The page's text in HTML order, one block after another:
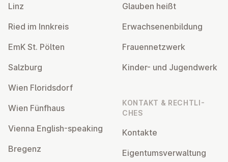
Linz
Ried im Innkreis
EmK St. Pölten
Salzburg
Wien Flo­rids­dorf
Wien Fünfhaus
Vienna English-speaking
Bregenz
Glauben heißt
Er­wach­se­nen­bil­dung
Frau­en­netz­werk
Kinder- und Ju­gend­werk
KONTAKT & RECHT­LI­
CHES
Kontakte
Ei­gen­tums­ver­wal­tung